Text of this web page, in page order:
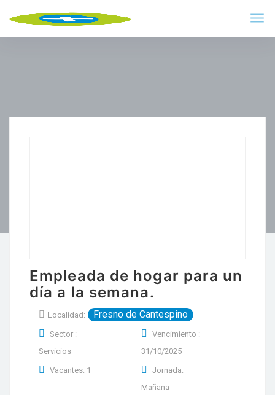
Empleada de hogar para un
día a la semana.
Localidad: Fresno de Cantespino
Sector :
Servicios
Vencimiento :
31/10/2025
Vacantes: 1
Jornada:
Mañana